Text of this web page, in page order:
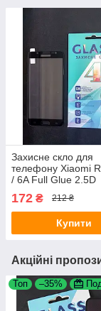
Захисне скло для
телефону Xiaomi
/ 6A Full Glue 2.5D
172 ₴ 212 ₴
Купити
Акційні
Топ –35%